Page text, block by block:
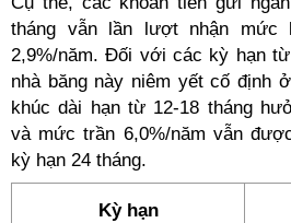
tháng vẫn lần lượt nhận mức
2,9%/năm. Đối với các kỳ hạn
nhà băng này niêm yết cố định
khúc dài hạn từ 12-18 tháng
và mức trần 6,0%/năm vẫn
kỳ hạn 24 tháng.
Kỳ hạn